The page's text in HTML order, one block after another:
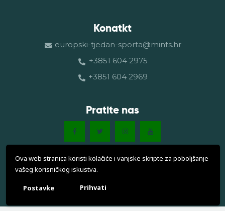
Ova web stranica koristi kolačiće i vanjske skripte za poboljšanje
vašeg korisničkog iskustva.
Postavke Prihvati
Konatkt
europski-tjedan-sporta@mints.hr
+3851 604 2975
+3851 604 2969
Pratite nas
Politika privatnosti